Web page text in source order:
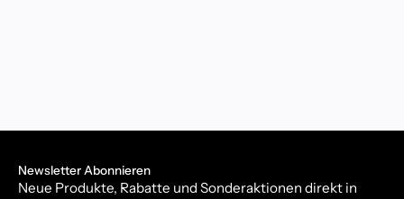
Newsletter Abonnieren
Neue Produkte, Rabatte und Sonderaktionen direkt in